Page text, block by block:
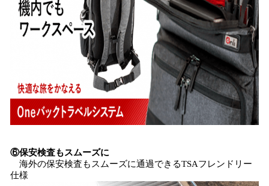
⑥保安検査もスムーズに
海外の保安検査もスムーズに通過できるTSAフレンドリー
仕様